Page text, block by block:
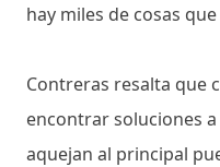
hay miles de cosas
Contreras resalta que
encontrar soluciones
aquejan al principal